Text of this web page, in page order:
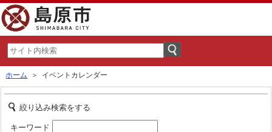
ホーム ＞ イベントカレンダー
絞り込み検索をする
キーワード